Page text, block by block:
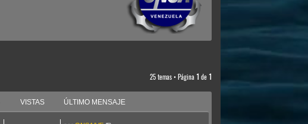
a
25 temas • Página 1 de 1
VISTAS ÚLTIMO MENSAJE